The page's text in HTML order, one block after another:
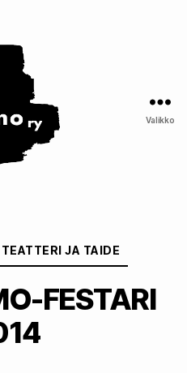
Valikko
TEATTERI JA TAIDE
FESTARI